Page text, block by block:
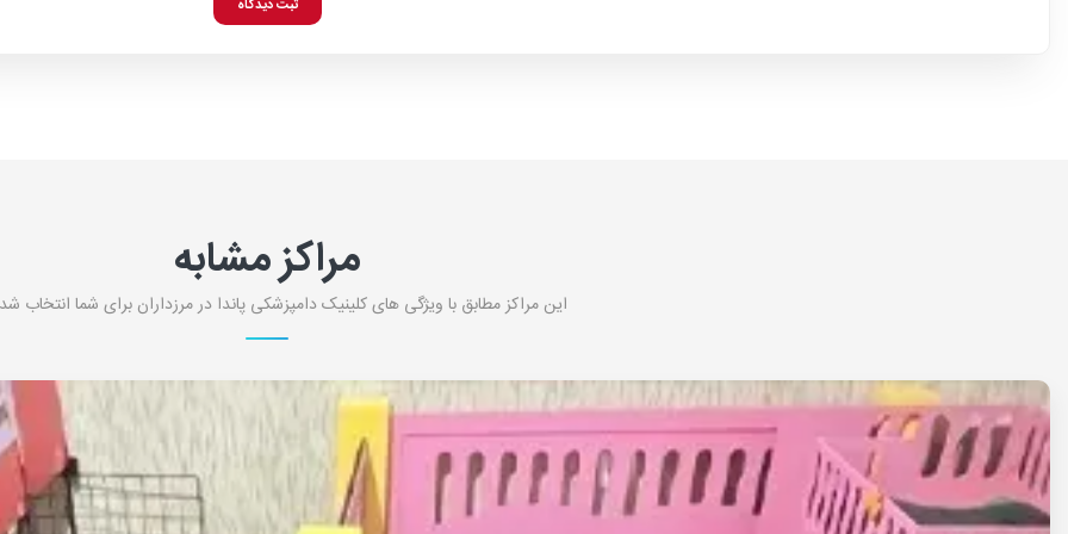
ثبت دیدگاه
مراکز مشابه
این مراکز مطابق با ویژگی های کلینیک دامپزشکی پاندا در مرزداران برای شما انتخاب